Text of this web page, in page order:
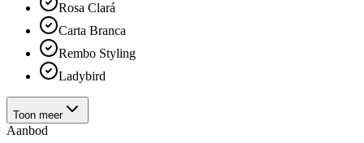
Rosa Clará
Carta Branca
Rembo Styling
Ladybird
Toon meer
Aanbod